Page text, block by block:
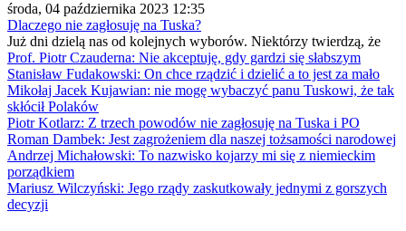
środa, 04 października 2023 12:35
Dlaczego nie zagłosuję na Tuska?
Już dni dzielą nas od kolejnych wyborów. Niektórzy twierdzą, że
Prof. Piotr Czauderna: Nie akceptuję, gdy gardzi się słabszym
Stanisław Fudakowski: On chce rządzić i dzielić a to jest za mało
Mikołaj Jacek Kujawian: nie mogę wybaczyć panu Tuskowi, że tak
skłócił Polaków
Piotr Kotlarz: Z trzech powodów nie zagłosuję na Tuska i PO
Roman Dambek: Jest zagrożeniem dla naszej tożsamości narodowej
Andrzej Michałowski: To nazwisko kojarzy mi się z niemieckim
porządkiem
Mariusz Wilczyński: Jego rządy zaskutkowały jednymi z gorszych
decyzji